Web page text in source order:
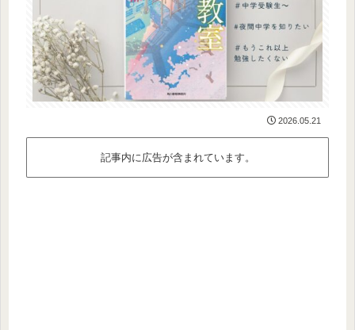
2026.05.21
記事内に広告が含まれています。